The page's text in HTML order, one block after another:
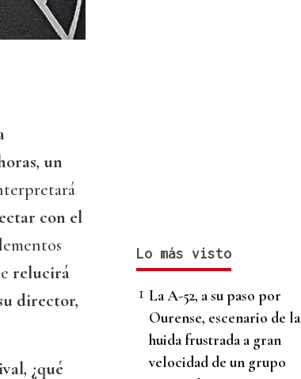
un
con el
relucirá
director,
¿qué
Lo más visto
La A-52, a su paso por
Ourense, escenario de la
huida frustrada a gran
velocidad de un grupo